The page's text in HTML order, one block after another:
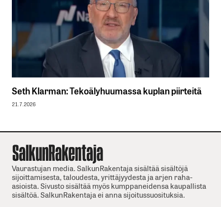
Seth Klarman: Tekoälyhuumassa kuplan piirteitä
21.7.2026
Vaurastujan media. SalkunRakentaja sisältää sisältöjä
sijoittamisesta, taloudesta, yrittäjyydesta ja arjen raha-
asioista. Sivusto sisältää myös kumppaneidensa kaupallista
sisältöä. SalkunRakentaja ei anna sijoitussuosituksia.